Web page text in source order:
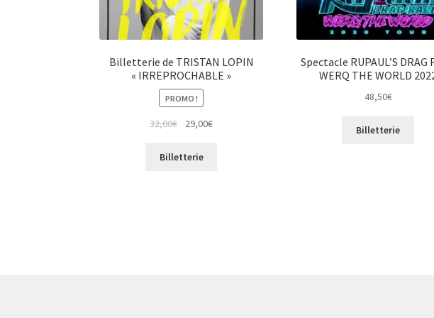
Billetterie de TRISTAN LOPIN
« IRREPROCHABLE »
PROMO !
32,00€
Le
initial
29,00€Le
Billetterie
Spectacle RUPAUL’S DRAG
WERQ THE WORLD
48,50€
Billetterie